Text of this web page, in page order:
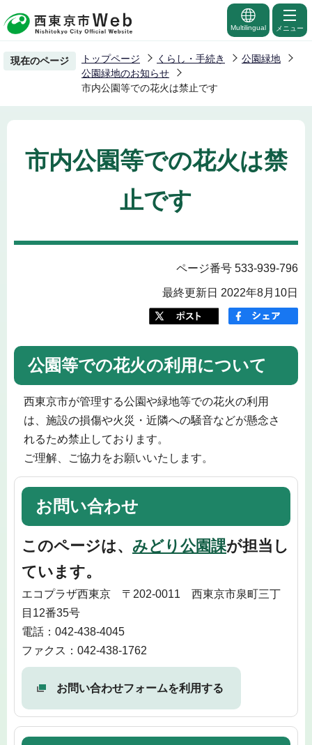
の
ー
の
先
Multilingual メニュー
現在のページ トップページ くらし・手続き
公園緑地
公園緑地のお知らせ
市内公園等での花火は禁止です
市内公園等での花火は禁
止です
ページ番号 533-939-796
最終更新日 2022年8月10日
公園等での花火の利用について
西東京市が管理する公園や緑地等での花火の利用
は、施設の損傷や火災・近隣への騒音などが懸念さ
れるため禁止しております。
ご理解、ご協力をお願いいたします。
お問い合わせ
このページは、 みどり公園課が担当し
ています。
エコプラザ西東京 〒202-0011 西東京市泉町三丁
目12番35号
電話：042-438-4045
ファクス：042-438-1762
お問い合わせフォームを利用する